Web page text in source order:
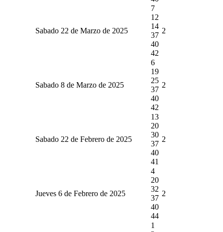
Sabado 22 de Marzo de 2025
7
12
14
37
40
42
2
Sabado 8 de Marzo de 2025
6
19
25
37
40
42
2
Sabado 22 de Febrero de 2025
13
20
30
37
40
41
2
Jueves 6 de Febrero de 2025
4
20
32
37
40
44
2
1